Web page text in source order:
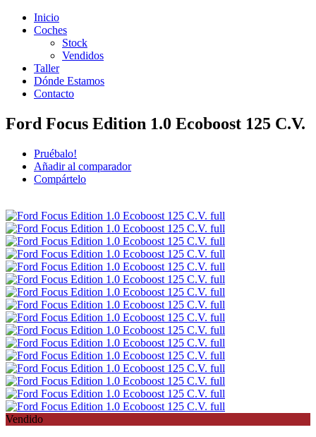
Inicio
Coches
Stock
Vendidos
Taller
Dónde Estamos
Contacto
Ford Focus Edition 1.0 Ecoboost 125 C.V.
Pruébalo!
Añadir al comparador
Compártelo
Vendido